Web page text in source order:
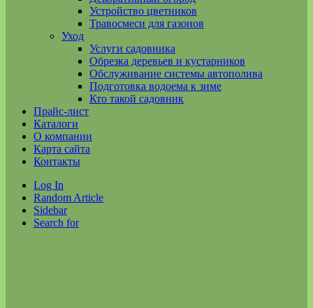
Устройство цветников
Травосмеси для газонов
Уход
Услуги садовника
Обрезка деревьев и кустарников
Обслуживание системы автополива
Подготовка водоема к зиме
Кто такой садовник
Прайс-лист
Каталоги
О компании
Карта сайта
Контакты
Log In
Random Article
Sidebar
Search for